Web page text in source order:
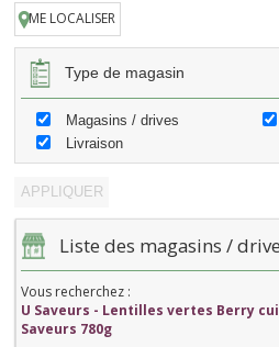
ME LOCALISER
Type de magasin
Magasins / drives
Livraison
Liste des magasins /
Vous recherchez :
U Saveurs - Lentilles vertes Berry
Saveurs 780g